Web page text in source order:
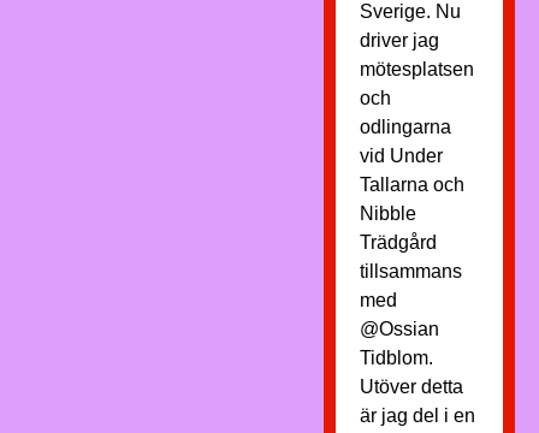
Sverige. Nu
driver jag
mötesplatsen
och
odlingarna
vid Under
Tallarna och
Nibble
Trädgård
tillsammans
med
@Ossian
Tidblom.
Utöver detta
är jag del i en